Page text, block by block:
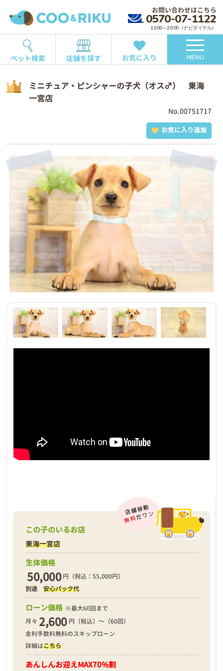
お問い合わせはこちら
0570-07-1122
10:00～20:00（ナビダイヤル）
ペット検索 店舗を探す お気に入り MENU
ミニチュア・ピンシャーの子犬（オス♂） 東海
一宮店
No.00751717
お気に入り追加
この子のいるお店
東海一宮店
生体価格
50,000 円（税込：55,000円）
別途安心パック代
ローン価格 ※最大60回まで
月々 2,600 円（税込）～（60回）
金利手数料無料のスキップローン
詳細はこちら
あんしんお迎えMAX70%割